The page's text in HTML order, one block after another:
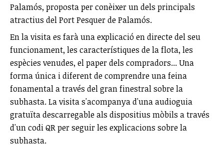
Palamós, proposta per conèixer un dels principals
atractius del Port Pesquer de Palamós.
En la visita es farà una explicació en directe del seu
funcionament, les característiques de la flota, les
espècies venudes, el paper dels compradors... Una
forma única i diferent de comprendre una feina
fonamental a través del gran finestral sobre la
subhasta. La visita s'acompanya d'una audioguia
gratuïta descarregable als dispositius mòbils a través
d'un codi QR per seguir les explicacions sobre la
subhasta.